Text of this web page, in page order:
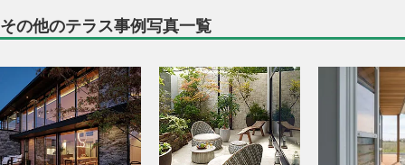
その他のテラス事例写真一覧